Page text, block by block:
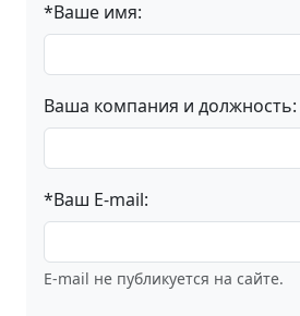
*Ваше имя:
Ваша компания и должность:
*Ваш E-mail:
E-mail не публикуется на сайте.